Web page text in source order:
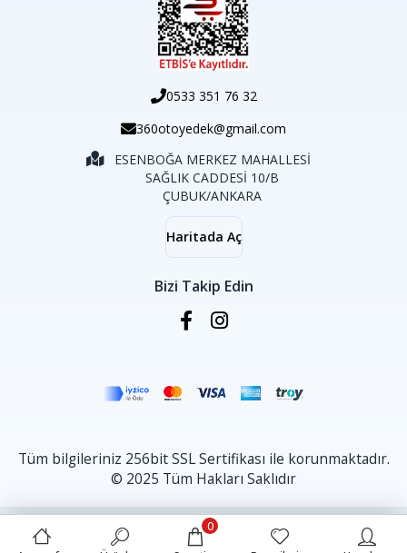
0533 351 76 32
360otoyedek@gmail.com
ESENBOĞA MERKEZ MAHALLESİ
SAĞLIK CADDESİ 10/B
ÇUBUK/ANKARA
Haritada Aç
Bizi Takip Edin
Tüm bilgileriniz 256bit SSL Sertifikası ile korunmaktadır.
© 2025 Tüm Hakları Saklıdır
0